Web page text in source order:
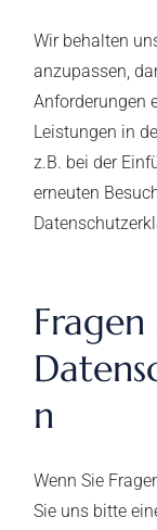
Wir behalten
anzupassen,
Anforderungen
Leistungen in
z.B. bei der
erneuten
n
Wenn Sie
Sie uns bitte